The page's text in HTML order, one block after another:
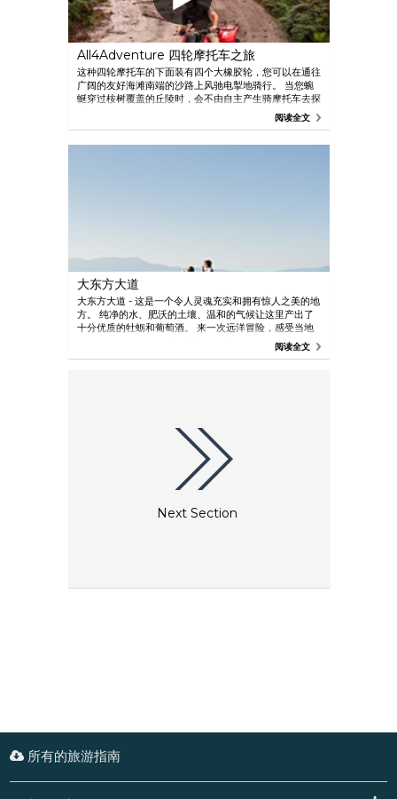
All4Adventure 四轮摩托车之旅
这种四轮摩托车的下面装有四个大橡胶轮，您可以在通往
广阔的友好海滩南端的沙路上风驰电掣地骑行。 当您蜿
蜒穿过桉树覆盖的丘陵时，会不由自主产生骑摩托车去探
索菲欣纳半岛上偏僻角落的念头。 经过乱石丛生的山
谷，见到一个早已废弃的矿工小屋，最后到达海岸边。
阅读全文
大东方大道
大东方大道 - 这是一个令人灵魂充实和拥有惊人之美的地
方。 纯净的水、肥沃的土壤、温和的气候让这里产出了
十分优质的牡蛎和葡萄酒。 来一次远洋冒险，感受当地
人的热情，这里拥有实现完美海边度假的一切要素。 在
奥福德和火湾之间，有一片绝美的白色海滩，还有湛蓝的
阅读全文
Next Section
所有的旅游指南